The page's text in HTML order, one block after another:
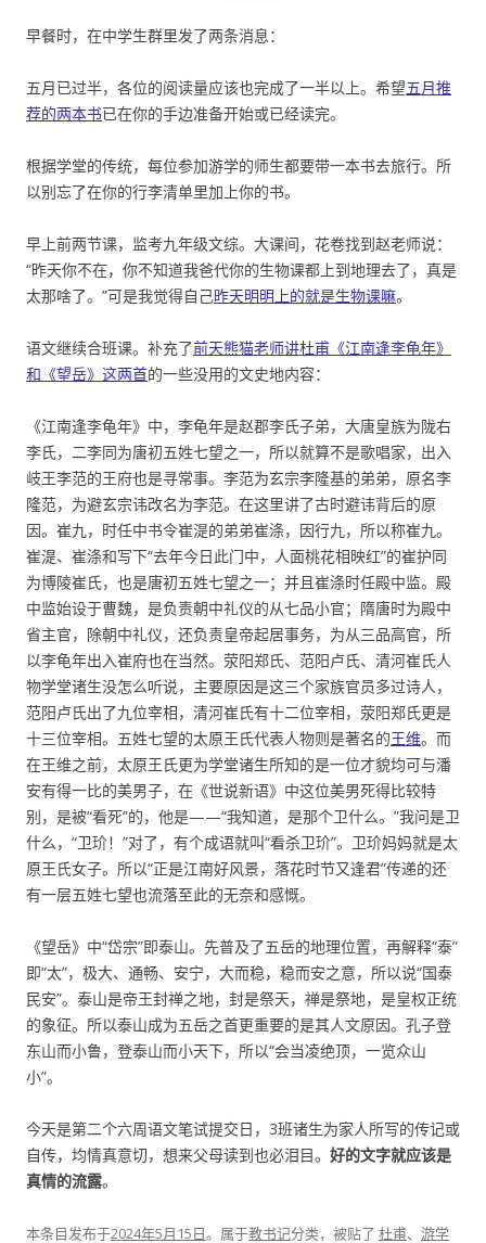
早餐时，在中学生群里发了两条消息：
五月已过半，各位的阅读量应该也完成了一半以上。希望五月推
荐的两本书已在你的手边准备开始或已经读完。
根据学堂的传统，每位参加游学的师生都要带一本书去旅行。所
以别忘了在你的行李清单里加上你的书。
早上前两节课，监考九年级文综。大课间，花卷找到赵老师说：
“昨天你不在，你不知道我爸代你的生物课都上到地理去了，真是
太那啥了。”可是我觉得自己昨天明明上的就是生物课嘛。
语文继续合班课。补充了前天熊猫老师讲杜甫《江南逢李龟年》
和《望岳》这两首的一些没用的文史地内容：
《江南逢李龟年》中，李龟年是赵郡李氏子弟，大唐皇族为陇右
李氏，二李同为唐初五姓七望之一，所以就算不是歌唱家，出入
岐王李范的王府也是寻常事。李范为玄宗李隆基的弟弟，原名李
隆范，为避玄宗讳改名为李范。在这里讲了古时避讳背后的原
因。崔九，时任中书令崔湜的弟弟崔涤，因行九，所以称崔九。
崔湜、崔涤和写下“去年今日此门中，人面桃花相映红”的崔护同
为博陵崔氏，也是唐初五姓七望之一；并且崔涤时任殿中监。殿
中监始设于曹魏，是负责朝中礼仪的从七品小官；隋唐时为殿中
省主官，除朝中礼仪，还负责皇帝起居事务，为从三品高官，所
以李龟年出入崔府也在当然。荥阳郑氏、范阳卢氏、清河崔氏人
物学堂诸生没怎么听说，主要原因是这三个家族官员多过诗人，
范阳卢氏出了九位宰相，清河崔氏有十二位宰相，荥阳郑氏更是
十三位宰相。五姓七望的太原王氏代表人物则是著名的王维。而
在王维之前，太原王氏更为学堂诸生所知的是一位才貌均可与潘
安有得一比的美男子，在《世说新语》中这位美男死得比较特
别，是被“看死”的，他是——“我知道，是那个卫什么。”我问是卫
什么，“卫玠！”对了，有个成语就叫“看杀卫玠”。卫玠妈妈就是太
原王氏女子。所以“正是江南好风景，落花时节又逢君”传递的还
有一层五姓七望也流落至此的无奈和感慨。
《望岳》中“岱宗”即泰山。先普及了五岳的地理位置，再解释“泰”
即“太”，极大、通畅、安宁，大而稳，稳而安之意，所以说“国泰
民安”。泰山是帝王封禅之地，封是祭天，禅是祭地，是皇权正统
的象征。所以泰山成为五岳之首更重要的是其人文原因。孔子登
东山而小鲁，登泰山而小天下，所以“会当凌绝顶，一览众山
小”。
今天是第二个六周语文笔试提交日，3班诸生为家人所写的传记或
自传，均情真意切，想来父母读到也必泪目。 好的文字就应该是
真情的流露。
本条目发布于2024年5月15日。属于教书记分类，被贴了 杜甫、 游学